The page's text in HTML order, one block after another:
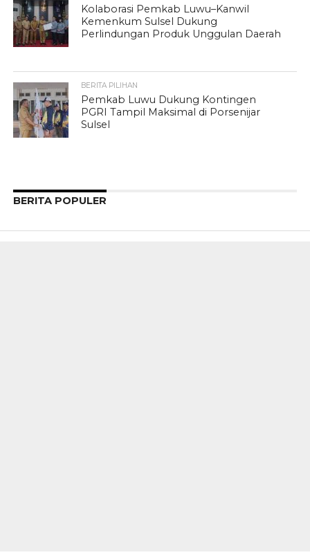
Kolaborasi Pemkab Luwu–Kanwil
Kemenkum Sulsel Dukung
Perlindungan Produk Unggulan Daerah
BERITA PILIHAN
Pemkab Luwu Dukung Kontingen
PGRI Tampil Maksimal di Porsenijar
Sulsel
BERITA POPULER